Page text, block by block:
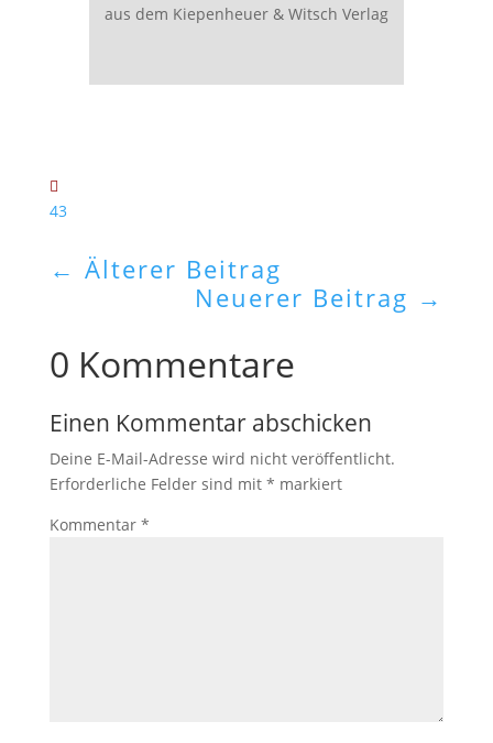
aus dem Kiepenheuer & Witsch Verlag
43
← Älterer Beitrag
Neuerer Beitrag →
0 Kommentare
Einen Kommentar abschicken
Deine E-Mail-Adresse wird nicht veröffentlicht.
Erforderliche Felder sind mit * markiert
Kommentar *